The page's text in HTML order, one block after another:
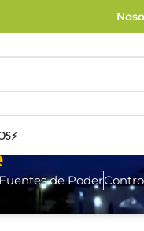
de Poder